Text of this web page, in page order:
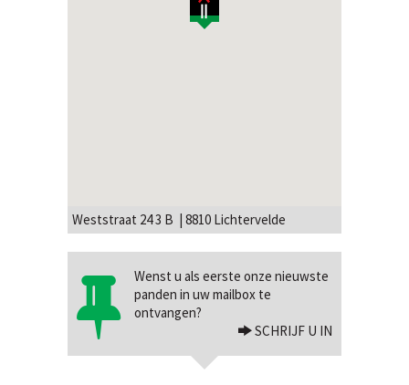
Weststraat 24 3 B | 8810 Lichtervelde
Wenst u als eerste onze nieuwste
panden in uw mailbox te
ontvangen?
SCHRIJF U IN